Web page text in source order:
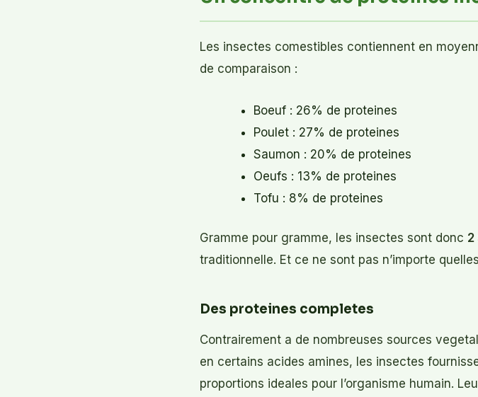
Les insectes comestibles contiennent en
de comparaison :
Boeuf : 26% de proteines
Poulet : 27% de proteines
Saumon : 20% de proteines
Oeufs : 13% de proteines
Tofu : 8% de proteines
Gramme pour gramme, les insectes sont donc 2
traditionnelle. Et ce ne sont pas n’importe
Des proteines completes
Contrairement a de nombreuses sources
en certains acides amines, les insectes
proportions ideales pour l’organisme humain.